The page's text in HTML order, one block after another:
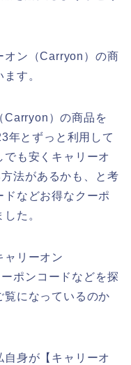
オン（Carryon）の商
す。
Carryon）の商品を
年とずっと利用して
も安くキャリーオ
法があるかも、と考
ドなどお得なクーポ
た。
ャリーオン
ポンコードなどを探
覧になっているのか
身が【キャリーオ